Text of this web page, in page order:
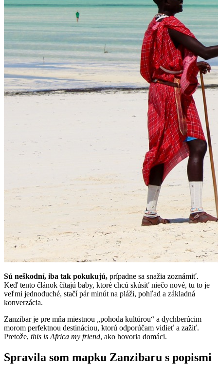
Sú neškodní, iba tak pokukujú, prípadne sa snažia zoznámiť.
Keď tento článok čítajú baby, ktoré chcú skúsiť niečo nové, tu to je
veľmi jednoduché, stačí pár minút na pláži, pohľad a základná
konverzácia.
Zanzibar je pre mňa miestnou „pohoda kultúrou“ a dychberúcim
morom perfektnou destináciou, ktorú odporúčam vidieť a zažiť.
Pretože, this is Africa my friend, ako hovoria domáci.
Spravila som mapku Zanzibaru s popismi